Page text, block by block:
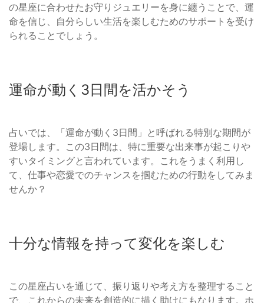
の星座に合わせたお守りジュエリーを身に纏うことで、運
命を信じ、自分らしい生活を楽しむためのサポートを受け
られることでしょう。
運命が動く3日間を活かそう
占いでは、「運命が動く3日間」と呼ばれる特別な期間が
登場します。この3日間は、特に重要な出来事が起こりや
すいタイミングと言われています。これをうまく利用し
て、仕事や恋愛でのチャンスを掴むための行動をしてみま
せんか？
十分な情報を持って変化を楽しむ
この星座占いを通じて、振り返りや考え方を整理すること
で、これからの未来を創造的に描く助けにもなります。ホ